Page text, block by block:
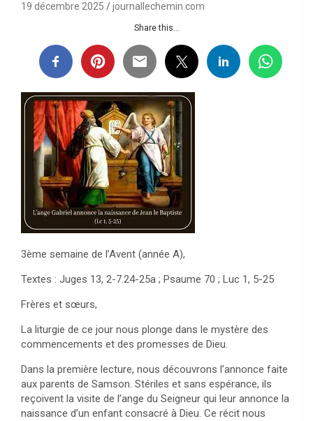
19 décembre 2025 journallechemin.com
Share this...
3ème semaine de l’Avent (année A),
Textes : Juges 13, 2-7.24-25a ; Psaume 70 ; Luc 1, 5-25
Frères et sœurs,
La liturgie de ce jour nous plonge dans le mystère des
commencements et des promesses de Dieu.
Dans la première lecture, nous découvrons l’annonce faite
aux parents de Samson. Stériles et sans espérance, ils
reçoivent la visite de l’ange du Seigneur qui leur annonce la
naissance d’un enfant consacré à Dieu. Ce récit nous